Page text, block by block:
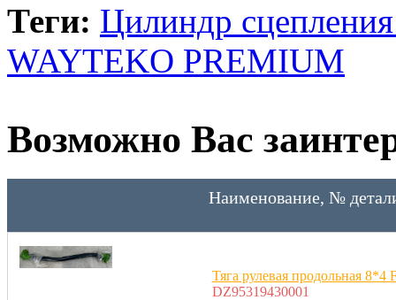
Теги: Цилиндр сцепления
WAYTEKO PREMIUM
Возможно Вас
Наименование, №
Тяга рулевая продольная 8*4
DZ95319430001